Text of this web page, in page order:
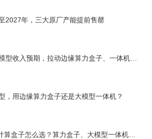
2027年，三大原厂产能提前售罄
型收入预期，拉动边缘算力盒子、一体机需
，用边缘算力盒子还是大模型一体机？
算盒子怎么选？算力盒子、大模型一体机有